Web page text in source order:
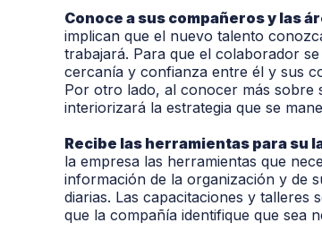
Conoce a sus compañeros y las
implican que el nuevo talento
trabajará. Para que el colaborador
cercanía y confianza entre él y sus
Por otro lado, al conocer más sobre
interiorizará la estrategia que se
Recibe las herramientas para su
la empresa las herramientas que
información de la organización y de
diarias. Las capacitaciones y
que la compañía identifique que sea